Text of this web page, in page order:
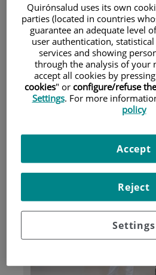
Pacientes y
Aseguradoras y
Quirónsalud uses its own
parties (located in countries
guarantee an adequate level
user authentication,
services and showing
through the analysis of your
accept all cookies by
cookies" or configure/refuse
Settings. For more
policy
Settings
Reject
Accept